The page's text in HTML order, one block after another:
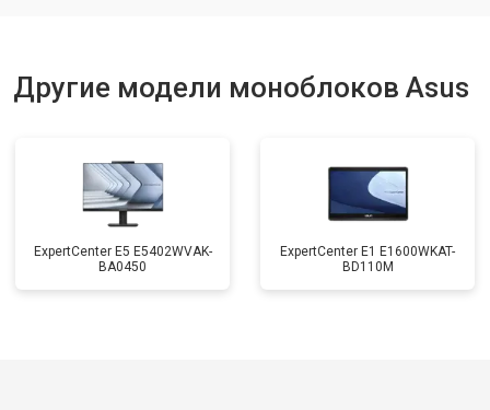
Другие модели моноблоков Asus
ExpertCenter E5 E5402WVAK-
BA0450
ExpertCenter E1 E1600WKAT-
BD110M